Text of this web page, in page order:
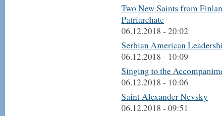
Two New Saints from
Patriarchate
06.12.2018 - 20:02
Serbian American
06.12.2018 - 10:09
Singing to the
06.12.2018 - 10:06
Saint Alexander Nevsky
06.12.2018 - 09:51